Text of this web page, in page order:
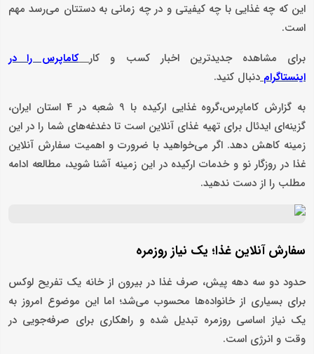
این که چه غذایی با چه کیفیتی و در چه زمانی به دستتان می‌رسد مهم
است.
برای مشاهده جدیدترین اخبار کسب و کار
کاماپرس را در
اینستاگرام دنبال کنید.
به گزارش کاماپرس،گروه غذایی ارکیده با 9 شعبه در 4 استان ایران،
گزینه‌ای ایدئال برای تهیه غذای آنلاین است تا دغدغه‌های شما را در این
زمینه کاهش دهد. اگر می‌خواهید با ضرورت و اهمیت سفارش آنلاین
غذا در روزگار نو و خدمات ارکیده در این زمینه آشنا شوید، مطالعه ادامه
مطلب را از دست ندهید.
سفارش آنلاین غذا؛ یک نیاز روزمره
حدود دو سه دهه پیش، صرف غذا در بیرون از خانه یک تفریح لوکس
برای بسیاری از خانواده‌ها محسوب می‌شد؛ اما این موضوع امروز به
یک نیاز اساسی روزمره تبدیل شده و راهکاری برای صرفه‌جویی در
وقت و انرژی است.